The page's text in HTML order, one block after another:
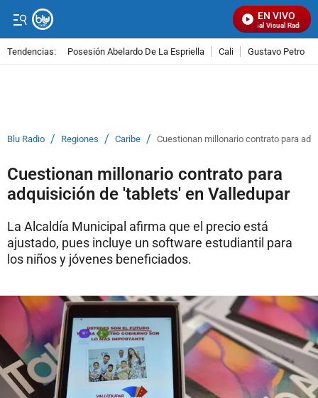
EN VIVO
Señal Visual Radio
Tendencias: Posesión Abelardo De La Espriella Cali Gustavo Petro
Blu Radio / Regiones / Caribe / Cuestionan millonario contrato para
Cuestionan millonario contrato para
adquisición de 'tablets' en Valledupar
La Alcaldía Municipal afirma que el precio está
ajustado, pues incluye un software estudiantil para
los niños y jóvenes beneficiados.